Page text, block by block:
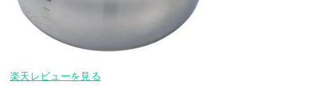
楽天レビューを見る